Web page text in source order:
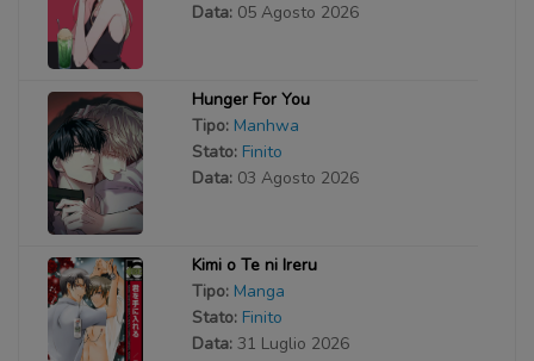
Data: 05 Agosto 2026
Hunger For You
Tipo: Manhwa
Stato: Finito
Data: 03 Agosto 2026
Kimi o Te ni Ireru
Tipo: Manga
Stato: Finito
Data: 31 Luglio 2026